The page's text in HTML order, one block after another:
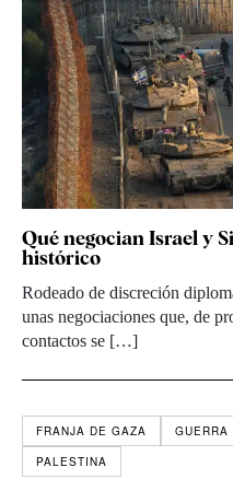
Qué negocian Israel y
histórico
Rodeado de discreción
unas negociaciones que, de
contactos se […]
FRANJA DE GAZA
PALESTINA